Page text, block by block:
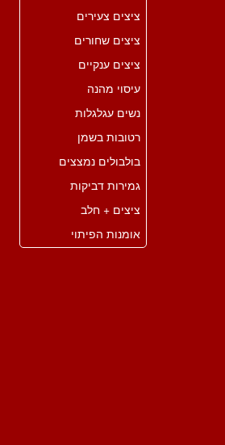
ציצים צעירים
ציצים שחורים
ציצים ענקיים
עיסוי מהנה
נשים עגלגלות
רטובות בשמן
בולבולים נמצצים
גמירות דביקות
ציצים + חלב
אומנות הפיתוי